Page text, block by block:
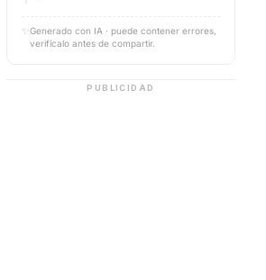
✨ Generado con IA · puede contener errores,
verifícalo antes de compartir.
PUBLICIDAD